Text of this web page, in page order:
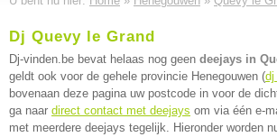
Dj Quevy le Grand
Dj-vinden.be bevat helaas nog geen deejays in
geldt ook voor de gehele provincie Henegouwen (dj
bovenaan deze pagina uw postcode in voor de
ga naar direct contact met deejays om via één e-
met meerdere deejays tegelijk. Hieronder worden